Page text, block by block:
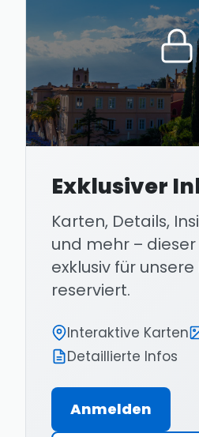
Exklusiver
Karten, Details,
und mehr –
exklusiv für
reserviert.
Interaktive Karten
Detaillierte Infos
Anmelden